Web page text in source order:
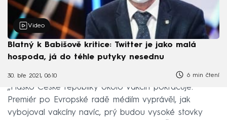
Video
Blatný k Babišově kritice: Twitter je jako malá
hospoda, já do téhle putyky nesednu
30. bře 2021, 06:10 6 min čtení
„Fiasko České republiky okolo vakcín pokračuje.
Premiér po Evropské radě médiím vyprávěl, jak
vybojoval vakcíny navíc, prý budou vysoké stovky